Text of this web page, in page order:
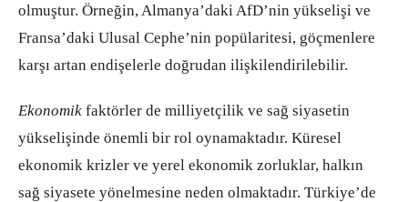
olmuştur. Örneğin, Almanya’daki AfD’nin yükselişi ve
Fransa’daki Ulusal Cephe’nin popülaritesi, göçmenlere
karşı artan endişelerle doğrudan ilişkilendirilebilir.
Ekonomik faktörler de milliyetçilik ve sağ siyasetin
yükselişinde önemli bir rol oynamaktadır. Küresel
ekonomik krizler ve yerel ekonomik zorluklar, halkın
sağ siyasete yönelmesine neden olmaktadır. Türkiye’de